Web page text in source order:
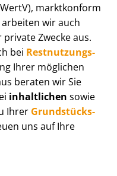
marktkonform
wir auch
private Zwecke aus.
bei Rest­nut­zungs­
Ihrer möglichen
beraten wir Sie
inhaltlichen sowie
Ihrer Grund­stücks­
uns auf Ihre